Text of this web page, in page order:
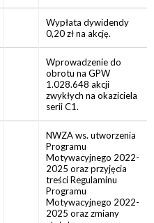
Wypłata dywidendy
0,20 zł na akcję.
Wprowadzenie do
obrotu na GPW
1.028.648 akcji
zwykłych na okaziciela
serii C1.
NWZA ws. utworzenia
Programu
Motywacyjnego 2022-
2025 oraz przyjęcia
treści Regulaminu
Programu
Motywacyjnego 2022-
2025 oraz zmiany